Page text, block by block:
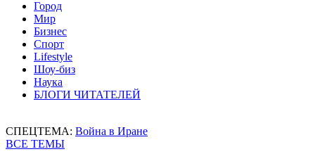
Город
Мир
Бизнес
Спорт
Lifestyle
Шоу-биз
Наука
БЛОГИ ЧИТАТЕЛЕЙ
СПЕЦТЕМА: Война в Иране
ВСЕ ТЕМЫ